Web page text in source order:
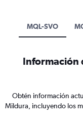
MQL-SVO
Información
Obtén información
Mildura, incluyendo los